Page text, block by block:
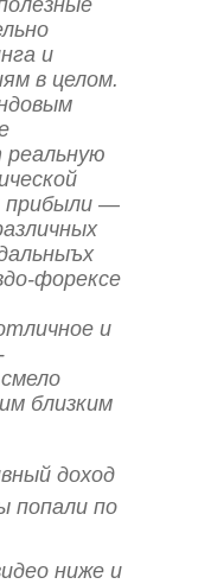
и
в целом.
прибыли —
форексе
и
близким
доход
попали по
ниже и